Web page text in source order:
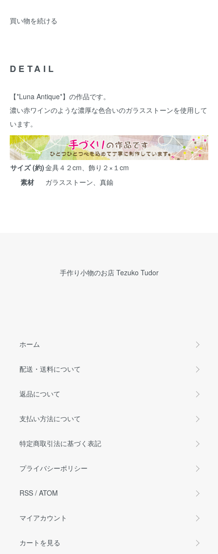
買い物を続ける
DETAIL
【*Luna Antique*】の作品です。
濃い赤ワインのような濃厚な色合いのガラスストーンを使用して
います。
サイズ (約)金具４２cm、飾り２×１cm
素材
ガラスストーン、真鍮
手作り小物のお店 Tezuko Tudor
ホーム
配送・送料について
返品について
支払い方法について
特定商取引法に基づく表記
プライバシーポリシー
RSS / ATOM
マイアカウント
カートを見る